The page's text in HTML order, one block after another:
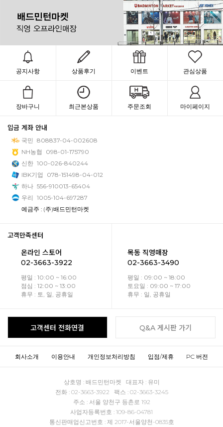
공지사항 상품후기 이벤트 관심상품
장바구니 최근본상품 주문조회 마이페이지
입금 계좌 안내
국민 808837-04-002608
NH농협
098-01-175790
신한 100-026-840244
IBK기업
078-151498-04-012
하나 556-910013-65404
우리 1005-104-697287
예금주 : (주)배드민턴마켓
고객만족센터
온라인 스토어
02-3663-3922
평일 : 10:00 ~ 16:00
점심 : 12:00 ~ 13:00
휴무 : 토, 일, 공휴일
목동 직영매장
02-3663-3490
평일 : 09:00 ~ 18:00
토요일 : 09:00 ~ 17:00
휴무 : 일, 공휴일
고객센터 전화연결 Q&A 게시판 가기
회사소개 이용안내 개인정보처리방침 입점/제휴 PC 버전
상호명 : 배드민턴마켓 대표자 : 유미
전화 : 02-3663-3922 팩스 : 02-3663-3245
주소 : 서울 양천구 등촌로 192
사업자등록번호 : 109-86-04781
통신판매업신고번호 : 제 2017-서울양천-0835호